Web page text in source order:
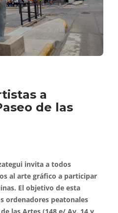
a
de las
invita a todos
al arte gráfico a participar
El objetivo de esta
ordenadores peatonales